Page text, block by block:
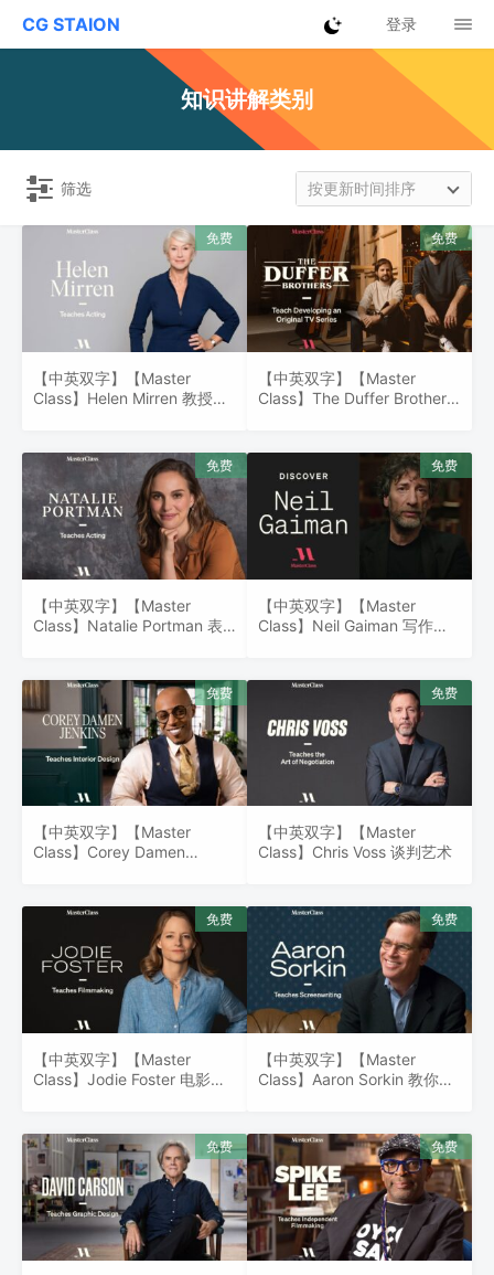
CG STAION 登录
知识讲解类别
筛选 按更新时间排序
【中英双字】【Master
Class】Helen Mirren 教授表
【中英双字】【Master
Class】Natalie Portman 表
【中英双字】【Master
Class】Corey Damen
【中英双字】【Master
Class】Jodie Foster 电影制
【中英双字】【Master
Class】The Duffer Brothers
【中英双字】【Master
Class】Neil Gaiman 写作建
【中英双字】【Master
Class】Chris Voss 谈判艺术
【中英双字】【Master
Class】Aaron Sorkin 教你影